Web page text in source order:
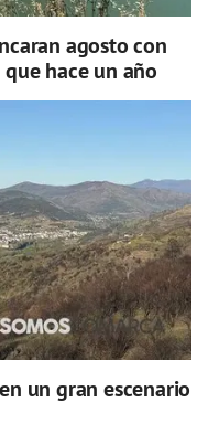
agosto con
hace un año
un gran escenario